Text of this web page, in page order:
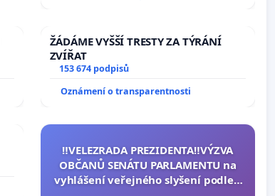
ŽÁDÁME VYŠŠÍ TRESTY ZA TÝRÁNÍ
ZVÍŘAT
153 674 podpisů
Oznámení o transparentnosti
‼️VELEZRADA PREZIDENTA‼️VÝZVA
OBČANŮ SENÁTU PARLAMENTU na
vyhlášení veřejného slyšení podle §